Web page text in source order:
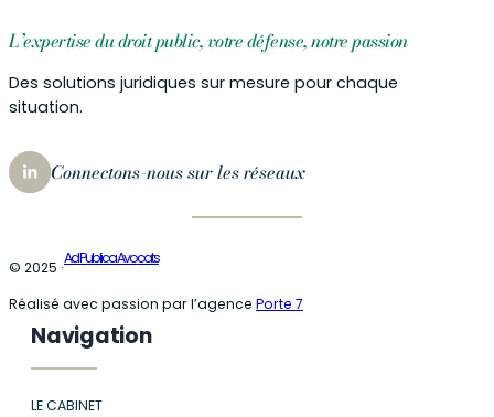
L’expertise du droit public, votre défense, notre passion
Des solutions juridiques sur mesure pour chaque
situation.
Connectons-nous sur les réseaux
© 2025 ·
Ad Publica Avocats
Réalisé avec passion par l’agence Porte 7
Navigation
LE CABINET